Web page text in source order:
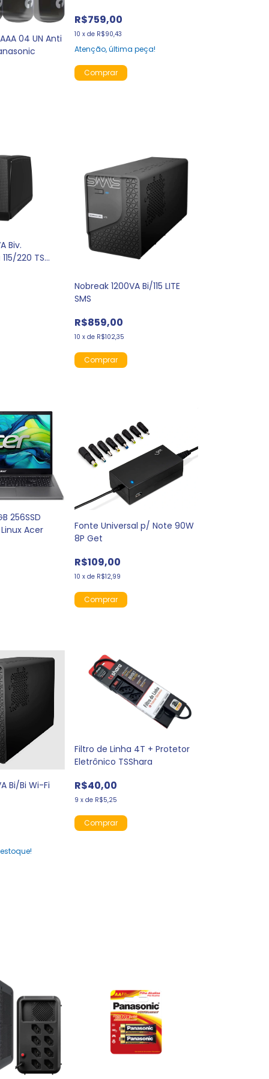
04 UN Anti
R$759,00
10 x de R$90,43
Atenção, última peça!
Biv.
220 TS
Nobreak 1200VA Bi/115 LITE
SMS
R$859,00
10 x de R$102,35
256SSD
Linux Acer
Fonte Universal p/ Note 90W
8P Get
R$109,00
10 x de R$12,99
Bi/Bi Wi-Fi
Filtro de Linha 4T + Protetor
Eletrônico TSShara
R$40,00
9 x de R$5,25